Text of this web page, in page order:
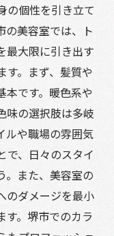
の個性を引き立て
の美容室では、ト
最大限に引き出す
す。まず、髪質や
本です。暖色系や
味の選択肢は多岐
ルや職場の雰囲気
で、日々のスタイ
。また、美容室の
のダメージを最小
す。堺市でのカラ